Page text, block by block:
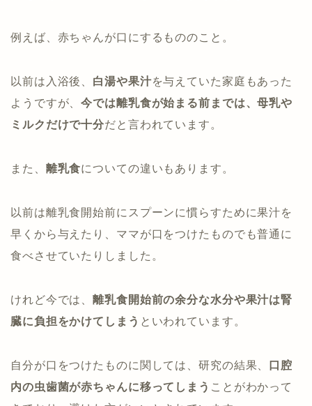
例えば、赤ちゃんが口にするもののこと。
以前は入浴後、 白湯や果汁を与えていた家庭もあった
ようですが、今では離乳食が始まる前までは、母乳や
ミルクだけで十分だと言われています。
また、 離乳食についての違いもあります。
以前は離乳食開始前にスプーンに慣らすために果汁を
早くから与えたり、ママが口をつけたものでも普通に
食べさせていたりしました。
けれど今では、離乳食開始前の余分な水分や果汁は腎
臓に負担をかけてしまう といわれています。
自分が口をつけたものに関しては、研究の結果、
口腔
内の虫歯菌が赤ちゃんに移ってしまう ことがわかって